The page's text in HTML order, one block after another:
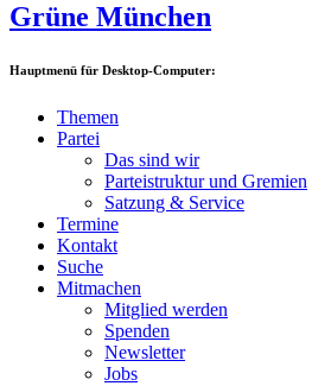
Grüne München
Hauptmenü für Desktop-Computer:
Themen
Partei
Das sind wir
Parteistruktur und Gremien
Satzung & Service
Termine
Kontakt
Suche
Mitmachen
Mitglied werden
Spenden
Newsletter
Jobs